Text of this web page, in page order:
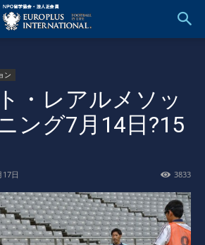
ン
・レアルメソッ
ング7月14日?15
17日 3833